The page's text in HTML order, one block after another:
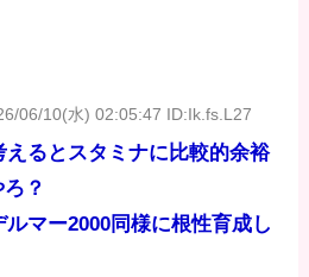
06/10(水) 02:05:47 ID:Ik.fs.L27
えるとスタミナに比較的余裕
？
マー2000同様に根性育成し